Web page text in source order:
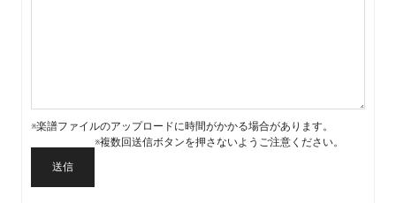
※楽譜ファイルのアップロードに時間がかかる場合があります。
※複数回送信ボタンを押さないようご注意ください。
送信